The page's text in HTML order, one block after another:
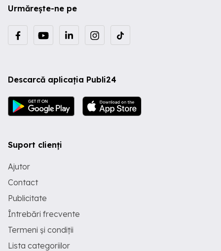
Urmărește-ne pe
Descarcă aplicația Publi24
Suport clienți
Ajutor
Contact
Publicitate
Întrebări frecvente
Termeni și condiții
Lista categoriilor